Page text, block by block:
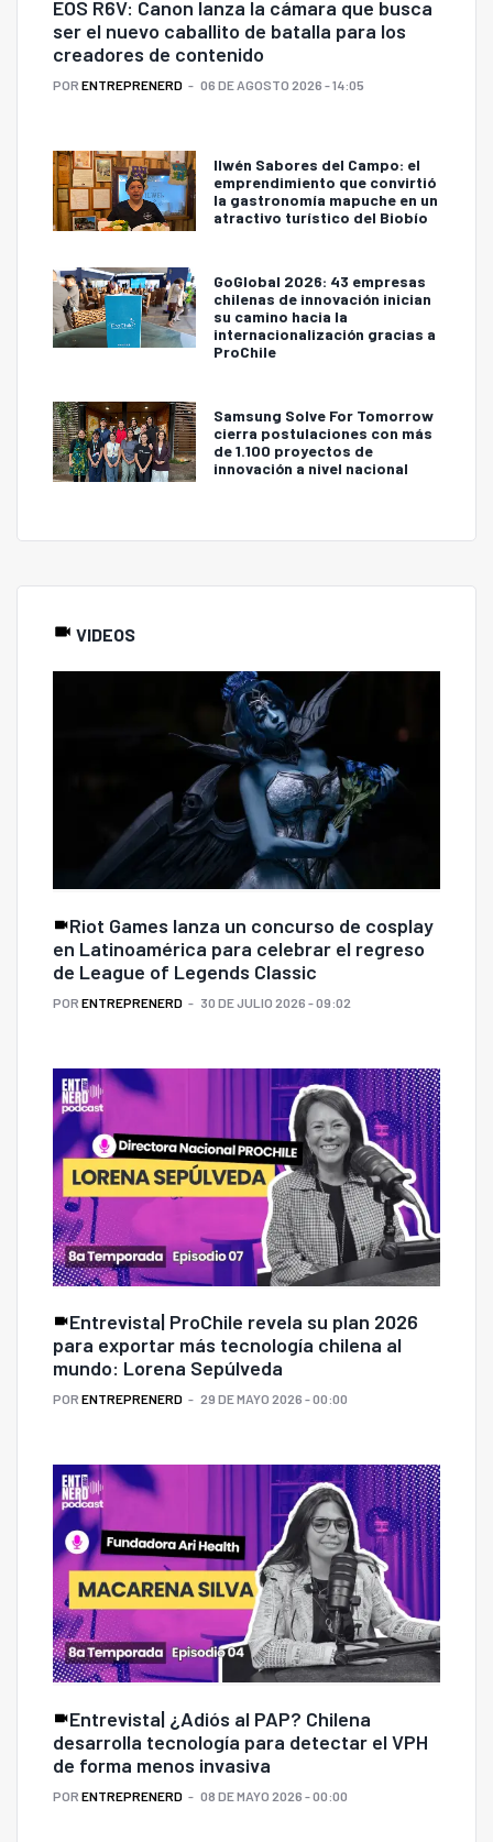
EOS R6V: Canon lanza la cámara que busca
ser el nuevo caballito de batalla para los
creadores de contenido
POR ENTREPRENERD 06 DE AGOSTO 2026 - 14:05
Ilwén Sabores del Campo: el
emprendimiento que convirtió
la gastronomía mapuche en un
atractivo turístico del Biobío
GoGlobal 2026: 43 empresas
chilenas de innovación inician
su camino hacia la
internacionalización gracias a
ProChile
Samsung Solve For Tomorrow
cierra postulaciones con más
de 1.100 proyectos de
innovación a nivel nacional
VIDEOS
Riot Games lanza un concurso de cosplay
en Latinoamérica para celebrar el regreso
de League of Legends Classic
POR ENTREPRENERD 30 DE JULIO 2026 - 09:02
Entrevista| ProChile revela su plan 2026
para exportar más tecnología chilena al
mundo: Lorena Sepúlveda
POR ENTREPRENERD 29 DE MAYO 2026 - 00:00
Entrevista| ¿Adiós al PAP? Chilena
desarrolla tecnología para detectar el VPH
de forma menos invasiva
POR ENTREPRENERD 08 DE MAYO 2026 - 00:00